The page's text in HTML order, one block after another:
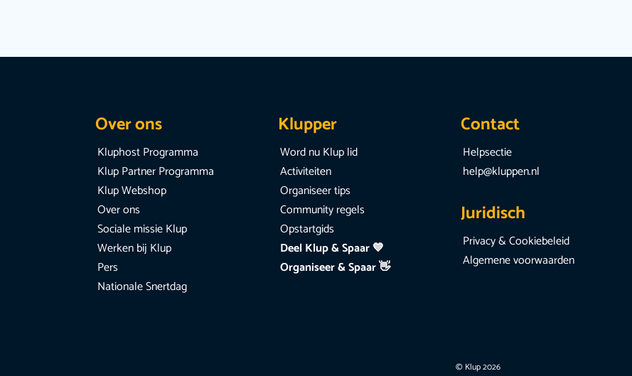
Over ons
Kluphost Programma
Klup Partner Programma
Klup Webshop
Over ons
Sociale missie Klup
Werken bij Klup
Pers
Nationale Snertdag
Klupper
Word nu Klup lid
Activiteiten
Organiseer tips
Community regels
Opstartgids
Deel Klup & Spaar 💙
Organiseer & Spaar 👋
Contact
Helpsectie
help@kluppen.nl
Juridisch
Privacy & Cookiebeleid
Algemene voorwaarden
© Klup 2026